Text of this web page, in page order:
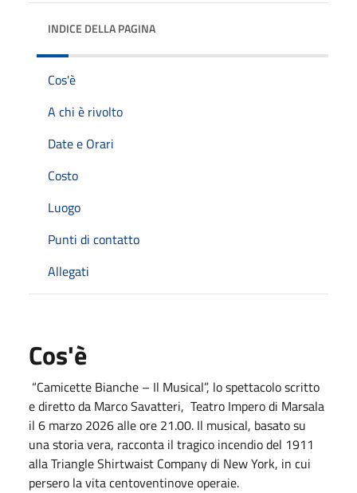
INDICE DELLA PAGINA
Cos'è
A chi è rivolto
Date e Orari
Costo
Luogo
Punti di contatto
Allegati
Cos'è
“Camicette Bianche – Il Musical”, lo spettacolo scritto
e diretto da Marco Savatteri, Teatro Impero di Marsala
il 6 marzo 2026 alle ore 21.00. Il musical, basato su
una storia vera, racconta il tragico incendio del 1911
alla Triangle Shirtwaist Company di New York, in cui
persero la vita centoventinove operaie.